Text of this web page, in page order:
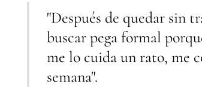
"Después de quedar sin
buscar pega formal
me lo cuida un rato, me
semana".